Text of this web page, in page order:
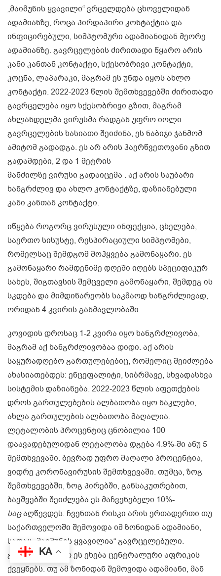
„მაიმუნის ყვავილი“ ვრცელდება ცხოველიდან
ადამიანზე, როცა პირდაპირი კონტაქტია და
ინფიცირებული, სიმპტომური ადამიანიდან მეორე
ადამიანზე. გავრცელების ძირითადი წყარო არის
კანი კანთან კონტაქტი, სქესობრივი კონტაქტი,
კოცნა, ლაპარაკი, მაგრამ ეს უნდა იყოს ახლო
კონტაქტი. 2022-2023 წლის შემთხვევებში ძირითადი
გავრცელება იყო სქესობრივი გზით, მაგრამ
ახლანდელმა ვირუსმა რადგან უფრო იოლი
გავრცელების ხასიათი შეიძინა, ეს ნაბიჯი ჯანმომ
ამიტომ გადადგა. ეს არ არის ჰაერწვეთოვანი გზით
გადამდები, 2 და 1 მეტრის
მანძილზე ვირუსი გადაიცემა . აქ არის საუბარი
ხანგრძლივ და ახლო კონტაქტზე, დაზიანებული
კანი კანთან კონტაქტი.
იწყება როგორც ვირუსული ინფექცია, ცხელება,
საერთო სისუსტე, რესპირაციული სიმპტომები,
რომელსაც შემდგომ მოჰყვება გამონაყარი. ეს
გამონაყარი რამდენიმე დღეში იღებს სპეციფიკურ
სახეს, შიგთავსის შემცველი გამონაყარი, შემდეგ ის
სკდება და მიმდინარეობს საკმაოდ ხანგრძლივად,
ორიდან 4 კვირის განმავლობაში.
კოვიდის დროსაც 1-2 კვირა იყო ხანგრძლივობა,
მაგრამ აქ ხანგრძლივობაა დიდი. აქ არის
საყურადღებო გართულებებიც, რომელიც შეიძლება
ახასიათებდეს: ენცეფალიტი, სიბრმავე, სხვადასხვა
სისტემის დაზიანება. 2022-2023 წლის აფეთქების
დროს გართულებების ალბათობა იყო ნაკლები,
ახლა გართულების ალბათობა მაღალია.
ლეტალობის პროცენტიც ცნობილია 100
დაავადებულიდან ლეტალობა დგება 4.9%-ში ანუ 5
შემთხვევაში. ბევრად უფრო მაღალი პროცენტია,
ვიდრე კორონავირუსის შემთხვევაში. თუმცა, ზოგ
შემთხვევებში, ზოგ პირებში, განსაკუთრებით,
ბავშვებში შეიძლება ეს მაჩვენებელი 10%-
საცაღწევდეს. ჩვენთან რისკი არის ერთადერთი თუ
საქართველოში შემოვიდა იმ ზონიდან ადამიანი,
სადაც „მაიმუნის ყვავილია“ გავრცელებული.
განსაკუთრებით ეს ეხება ცენტრალური აფრიკის
ქვეყნებს. თუ ამ ზონიდან შემოვიდა ადამიანი, მან
KA